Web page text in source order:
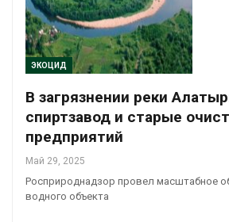
ЭКОЦИД
В загрязнении реки
спиртзавод и старые
предприятий
Май 29, 2025
Росприроднадзор провел масштабное
водного объекта